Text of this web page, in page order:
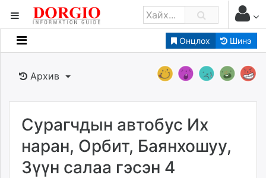
Онцлох Шинэ
Мэдээллийн
Банк санхүү
Бизнес ААН
Төрийн
Нийслэлийн
dorgio.mn
Архив
Сурагчдын автобус Их
наран, Орбит, Баянхошуу,
Зүүн салаа гэсэн 4